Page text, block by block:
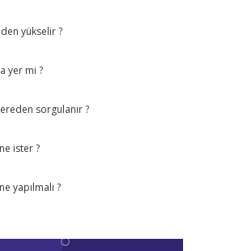
yükselir ?
yer mi ?
sorgulanır ?
ister ?
yapılmalı ?